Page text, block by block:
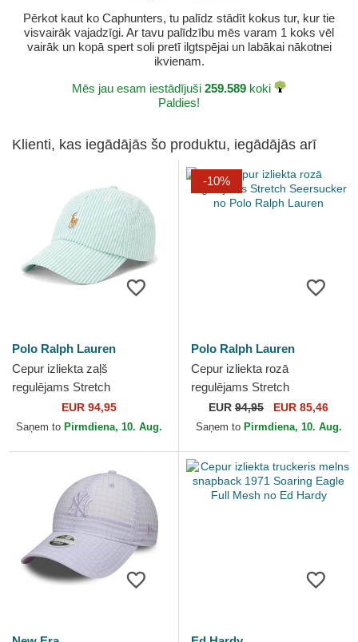
Pērkot kaut ko Caphunters, tu palīdz stādīt kokus tur, kur tie
visvairāk vajadzīgi. Ar tavu palīdzību mēs varam 1 koks vēl
vairāk un kopā spert soli pretī ilgtspējai un labākai nākotnei
ikvienam.
Mēs jau esam iestādījuši 259.589 koki
Paldies!
Klienti, kas iegādājās šo produktu, iegādājās arī
Polo Ralph Lauren
Cepur izliekta zaļš
regulējams Stretch
Seersucker no Polo Ralph
Lauren
EUR 94,95
Saņem to Pirmdiena, 10. Aug.
-10%
Polo Ralph Lauren
Cepur izliekta rozā
regulējams Stretch
Seersucker no Polo Ralph
Lauren
EUR 94,95 EUR 85,46
Saņem to Pirmdiena, 10. Aug.